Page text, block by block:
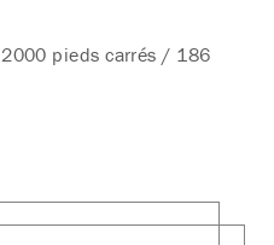
2000 pieds carrés / 186